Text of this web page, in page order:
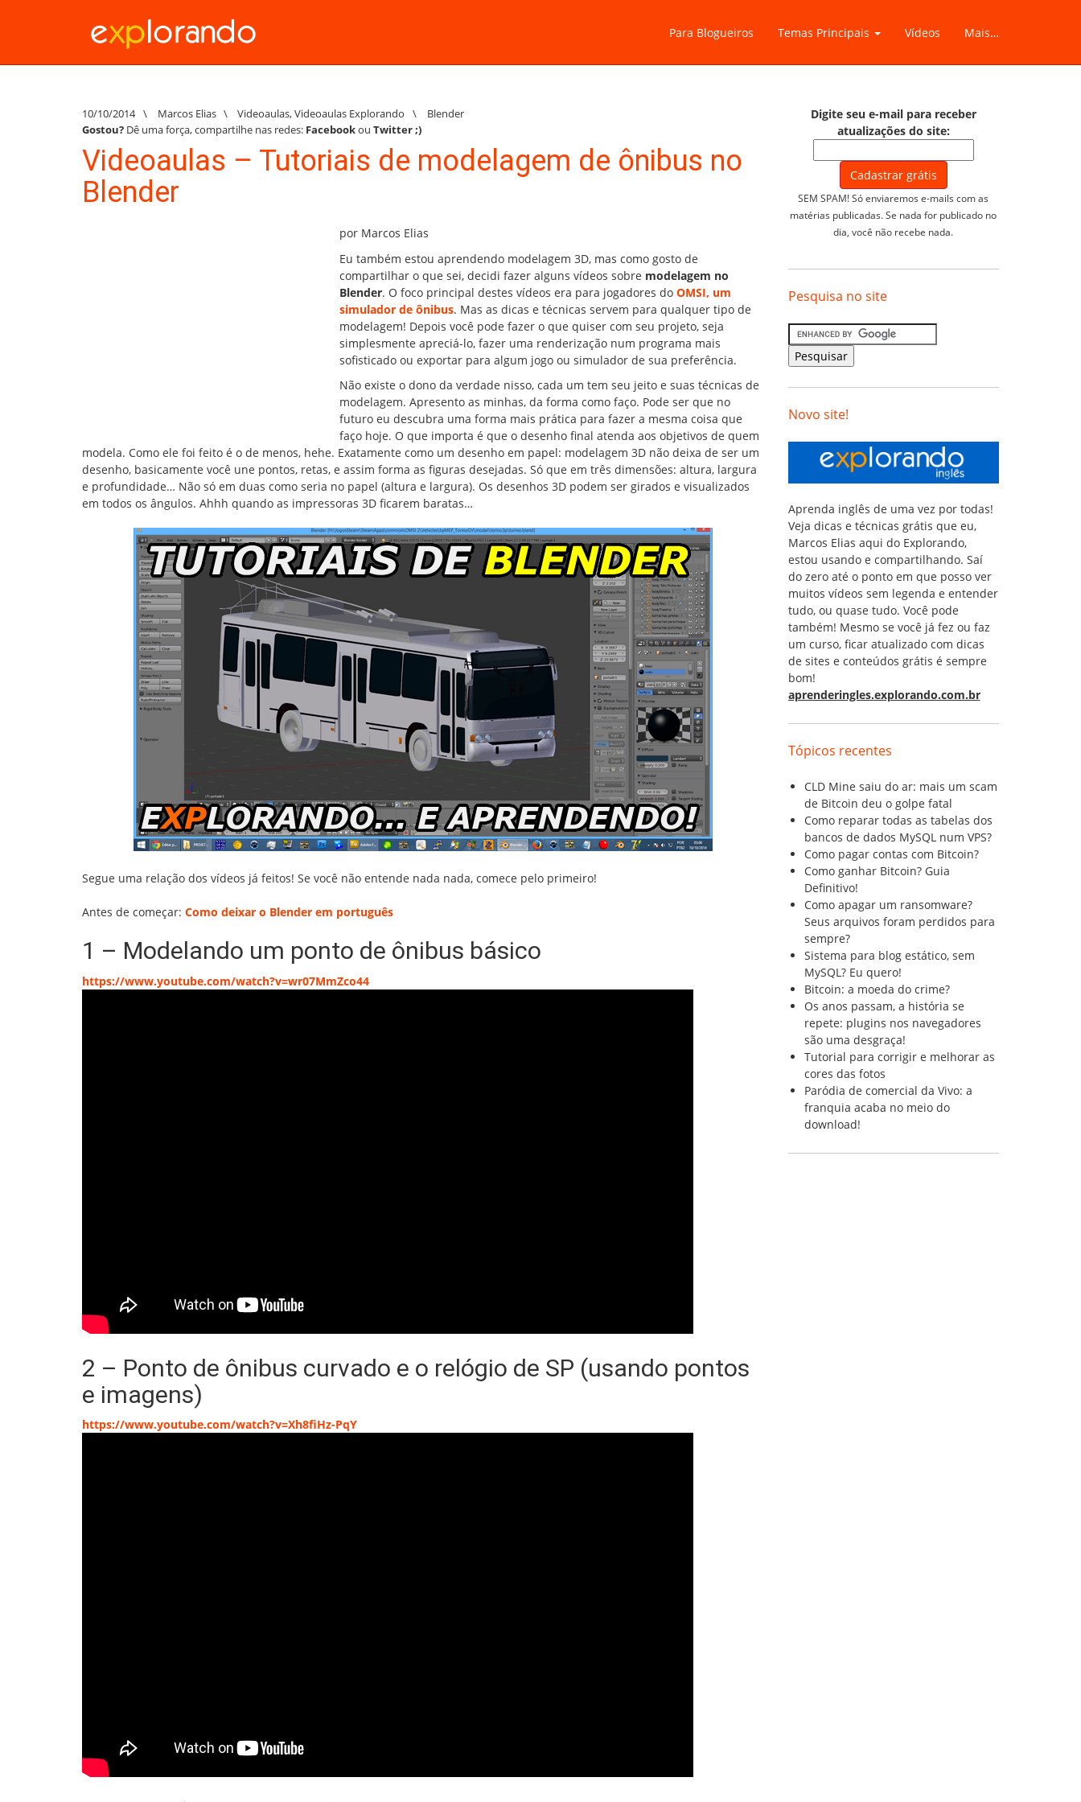
Para Blogueiros Temas Principais Vídeos Mais…
10/10/2014 \ Marcos Elias \ Videoaulas,Videoaulas Explorando \
Blender
Gostou? Dê uma força, compartilhe nas redes: Facebookou Twitter;)
Videoaulas – Tutoriais de modelagem de ônibus no
Blender
por Marcos Elias
Eu também estou aprendendo modelagem 3D, mas como gosto de
compartilhar o que sei, decidi fazer alguns vídeos sobre modelagem no
Blender. O foco principal destes vídeos era para jogadores do OMSI, um
simulador de ônibus. Mas as dicas e técnicas servem para qualquer tipo de
modelagem! Depois você pode fazer o que quiser com seu projeto, seja
simplesmente apreciá-lo, fazer uma renderização num programa mais
sofisticado ou exportar para algum jogo ou simulador de sua preferência.
Não existe o dono da verdade nisso, cada um tem seu jeito e suas técnicas de
modelagem. Apresento as minhas, da forma como faço. Pode ser que no
futuro eu descubra uma forma mais prática para fazer a mesma coisa que
faço hoje. O que importa é que o desenho final atenda aos objetivos de quem
modela. Como ele foi feito é o de menos, hehe. Exatamente como um desenho em papel: modelagem 3D não deixa de ser um
desenho, basicamente você une pontos, retas, e assim forma as figuras desejadas. Só que em três dimensões: altura, largura
e profundidade… Não só em duas como seria no papel (altura e largura). Os desenhos 3D podem ser girados e visualizados
em todos os ângulos. Ahhh quando as impressoras 3D ficarem baratas…
Segue uma relação dos vídeos já feitos! Se você não entende nada nada, comece pelo primeiro!
Antes de começar: Como deixar o Blender em português
1 – Modelando um ponto de ônibus básico
https://www.youtube.com/watch?v=wr07MmZco44
2 – Ponto de ônibus curvado e o relógio de SP (usando pontos
e imagens)
https://www.youtube.com/watch?v=Xh8fiHz-PqY
Digite seu e-mail para receber
atualizações do site:
SEM SPAM! Só enviaremos e-mails com as
matérias publicadas. Se nada for publicado no
dia, você não recebe nada.
Pesquisa no site
Novo site!
Aprenda inglês de uma vez por todas!
Veja dicas e técnicas grátis que eu,
Marcos Elias aqui do Explorando,
estou usando e compartilhando. Saí
do zero até o ponto em que posso ver
muitos vídeos sem legenda e entender
tudo, ou quase tudo. Você pode
também! Mesmo se você já fez ou faz
um curso, ficar atualizado com dicas
de sites e conteúdos grátis é sempre
bom!
aprenderingles.explorando.com.br
Tópicos recentes
CLD Mine saiu do ar: mais um scam
de Bitcoin deu o golpe fatal
Como reparar todas as tabelas dos
bancos de dados MySQL num VPS?
Como pagar contas com Bitcoin?
Como ganhar Bitcoin? Guia
Definitivo!
Como apagar um ransomware?
Seus arquivos foram perdidos para
sempre?
Sistema para blog estático, sem
MySQL? Eu quero!
Bitcoin: a moeda do crime?
Os anos passam, a história se
repete: plugins nos navegadores
são uma desgraça!
Tutorial para corrigir e melhorar as
cores das fotos
Paródia de comercial da Vivo: a
franquia acaba no meio do
download!